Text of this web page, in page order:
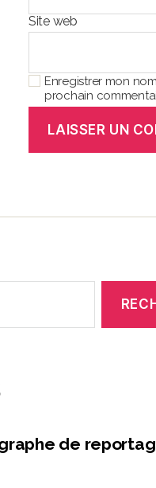
Site web
Enregistrer mon
prochain
de